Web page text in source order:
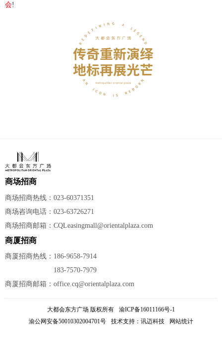
会!
商场招商
商场招商热线：023-60371351
商场咨询电话：023-63726271
商场招商邮箱：CQLeasingmall@orientalplaza.com
商厦招商
商厦招商热线：186-9658-7914
183-7570-7979
商厦招商邮箱：office.cq@orientalplaza.com
大都会东方广场 版权所有
渝ICP备16011166号-1
渝公网安备50010302004701号
技术支持： 讯迈科技 网站统计